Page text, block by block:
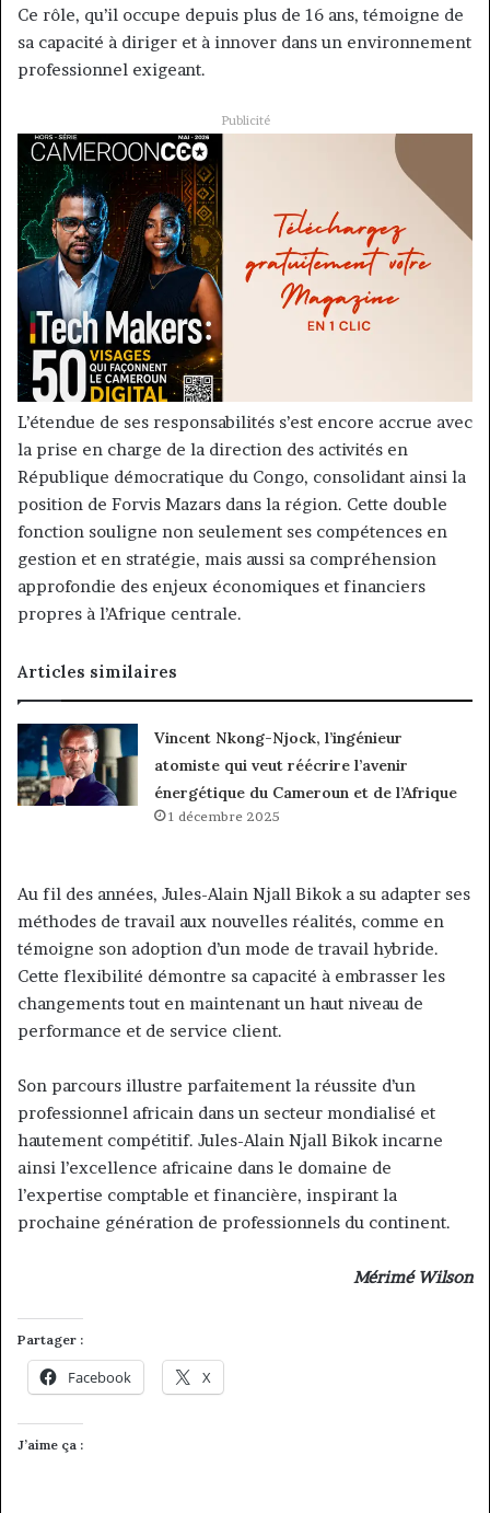
Ce rôle, qu’il occupe depuis plus de 16 ans, témoigne de
sa capacité à diriger et à innover dans un environnement
professionnel exigeant.
Publicité
L’étendue de ses responsabilités s’est encore accrue avec
la prise en charge de la direction des activités en
République démocratique du Congo, consolidant ainsi la
position de Forvis Mazars dans la région. Cette double
fonction souligne non seulement ses compétences en
gestion et en stratégie, mais aussi sa compréhension
approfondie des enjeux économiques et financiers
propres à l’Afrique centrale.
Articles similaires
Vincent Nkong-Njock, l’ingénieur
atomiste qui veut réécrire l’avenir
énergétique du Cameroun et de l’Afrique
1 décembre 2025
Au fil des années, Jules-Alain Njall Bikok a su adapter ses
méthodes de travail aux nouvelles réalités, comme en
témoigne son adoption d’un mode de travail hybride.
Cette flexibilité démontre sa capacité à embrasser les
changements tout en maintenant un haut niveau de
performance et de service client.
Son parcours illustre parfaitement la réussite d’un
professionnel africain dans un secteur mondialisé et
hautement compétitif. Jules-Alain Njall Bikok incarne
ainsi l’excellence africaine dans le domaine de
l’expertise comptable et financière, inspirant la
prochaine génération de professionnels du continent.
Mérimé Wilson
Partager :
Facebook X
J’aime ça :